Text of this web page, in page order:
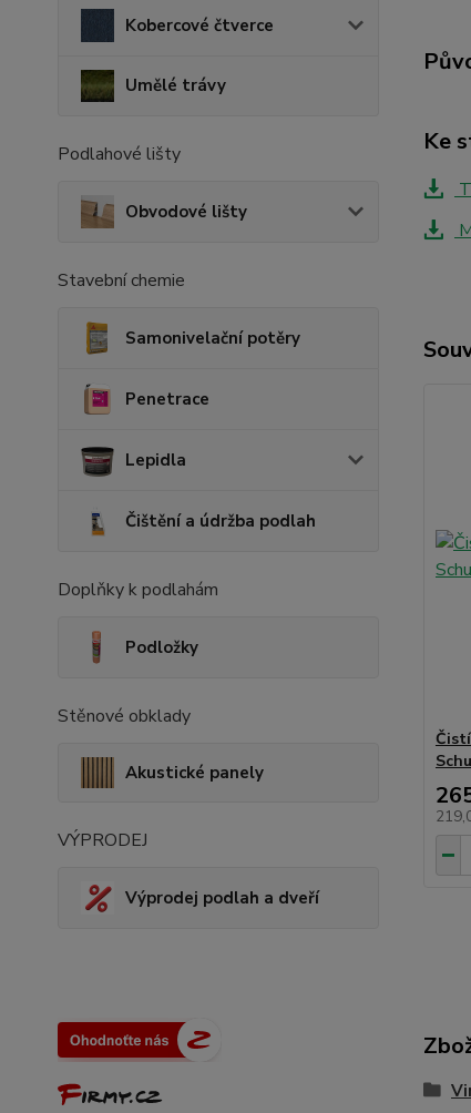
Kobercové čtverce
Umělé trávy
Podlahové lišty
Obvodové lišty
Stavební chemie
Samonivelační potěry
Penetrace
Lepidla
Čištění a údržba podlah
Doplňky k podlahám
Podložky
Stěnové obklady
Akustické panely
VÝPRODEJ
Výprodej podlah a dveří
Ke